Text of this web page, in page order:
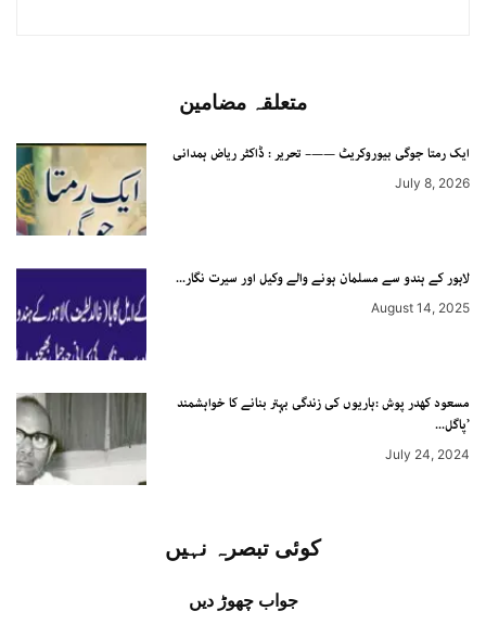
متعلقہ مضامین
ایک رمتا جوگی بیوروکریٹ ——– تحریر : ڈاکٹر ریاض ہمدانی
July 8, 2026
لاہور کے ہندو سے مسلمان ہونے والے وکیل اور سیرت نگار...
August 14, 2025
مسعود کھدر پوش :ہاریوں کی زندگی بہتر بنانے کا خواہشمند
’پاگل...
July 24, 2024
کوئی تبصرہ نہیں
جواب چھوڑ دیں